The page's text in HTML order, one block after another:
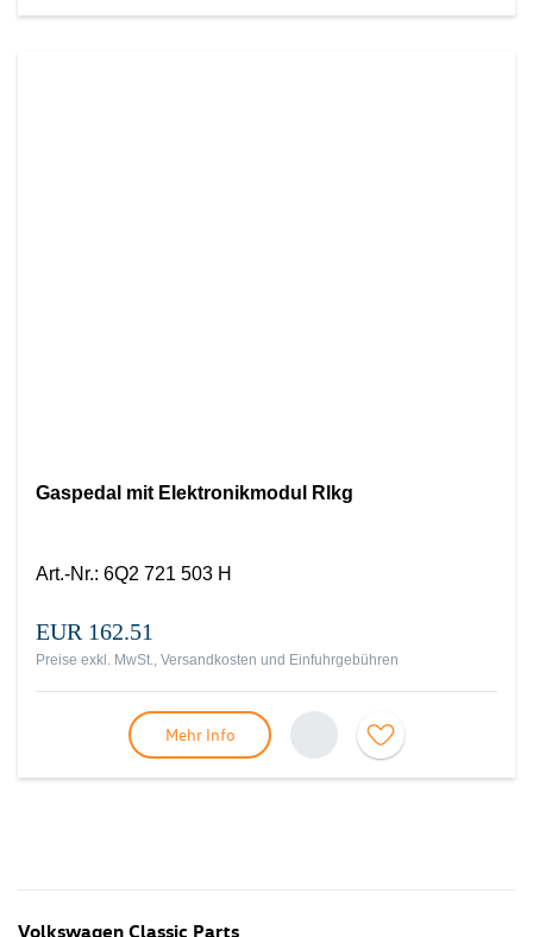
Gaspedal mit Elektronikmodul Rlkg
Art.-Nr.: 6Q2 721 503 H
EUR 162.51
Preise exkl. MwSt., Versandkosten und Einfuhrgebühren
Mehr Info
Volkswagen Classic Parts